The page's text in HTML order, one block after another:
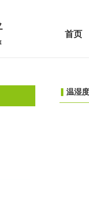
首页
温湿